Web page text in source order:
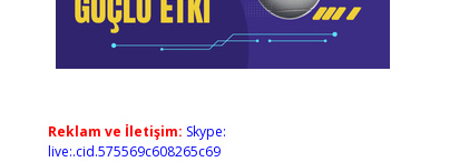
Reklam ve İletişim: Skype:
live:.cid.575569c608265c69